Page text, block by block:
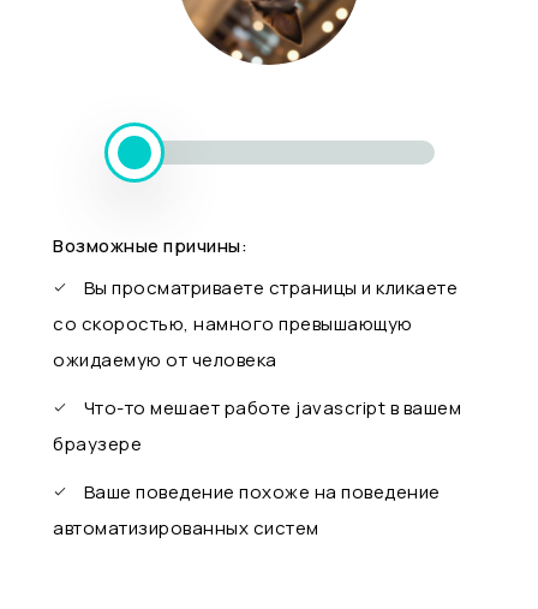
Возможные причины:
Вы просматриваете страницы и кликаете
со скоростью, намного превышающую
ожидаемую от человека
Что-то мешает работе javascript в вашем
браузере
Ваше поведение похоже на поведение
автоматизированных систем